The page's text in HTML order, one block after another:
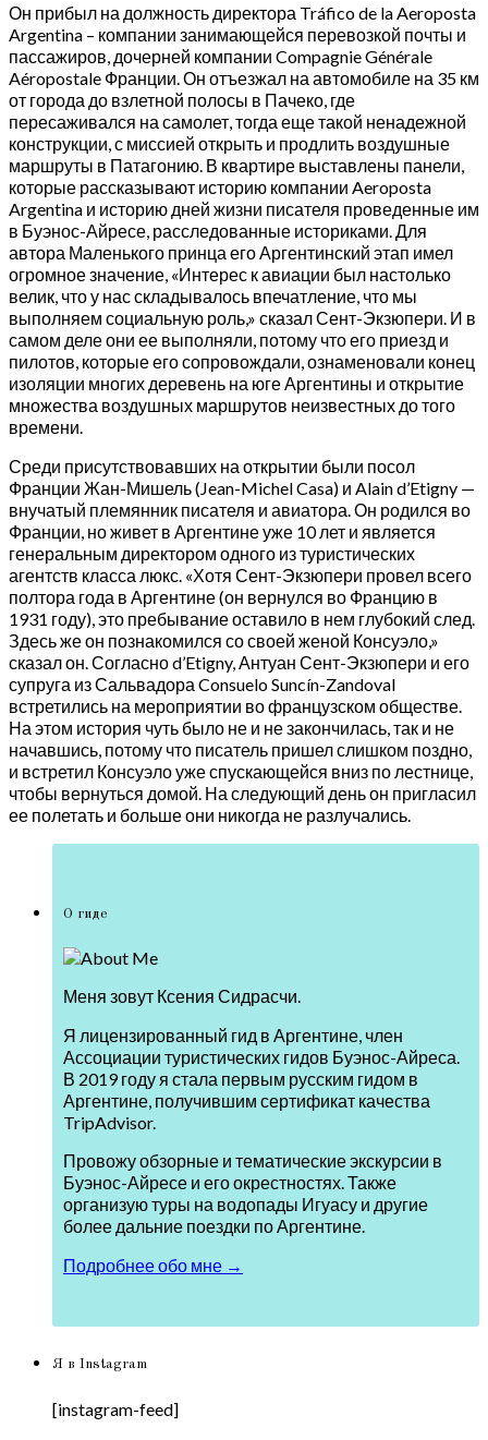
Он прибыл на должность директора Tráfico de la Aeroposta
Argentina – компании занимающейся перевозкой почты и
пассажиров, дочерней компании Compagnie Générale
Aéropostale Франции. Он отъезжал на автомобиле на 35 км
от города до взлетной полосы в Пачеко, где
пересаживался на самолет, тогда еще такой ненадежной
конструкции, с миссией открыть и продлить воздушные
маршруты в Патагонию. В квартире выставлены панели,
которые рассказывают историю компании Aeroposta
Argentina и историю дней жизни писателя проведенные им
в Буэнос-Айресе, расследованные историками. Для
автора Маленького принца его Аргентинский этап имел
огромное значение, «Интерес к авиации был настолько
велик, что у нас складывалось впечатление, что мы
выполняем социальную роль,» сказал Сент-Экзюпери. И в
самом деле они ее выполняли, потому что его приезд и
пилотов, которые его сопровождали, ознаменовали конец
изоляции многих деревень на юге Аргентины и открытие
множества воздушных маршрутов неизвестных до того
времени.
Среди присутствовавших на открытии были посол
Франции Жан-Мишель (Jean-Michel Casa) и Alain d’Etigny —
внучатый племянник писателя и авиатора. Он родился во
Франции, но живет в Аргентине уже 10 лет и является
генеральным директором одного из туристических
агентств класса люкс. «Хотя Сент-Экзюпери провел всего
полтора года в Аргентине (он вернулся во Францию в
1931 году), это пребывание оставило в нем глубокий след.
Здесь же он познакомился со своей женой Консуэло,»
сказал он. Согласно d’Etigny, Антуан Сент-Экзюпери и его
супруга из Сальвадора Consuelo Suncín-Zandoval
встретились на мероприятии во французском обществе.
На этом история чуть было не и не закончилась, так и не
начавшись, потому что писатель пришел слишком поздно,
и встретил Консуэло уже спускающейся вниз по лестнице,
чтобы вернуться домой. На следующий день он пригласил
ее полетать и больше они никогда не разлучались.
О гиде
Меня зовут Ксения Сидрасчи.
Я лицензированный гид в Аргентине, член
Ассоциации туристических гидов Буэнос-Айреса.
В 2019 году я стала первым русским гидом в
Аргентине, получившим сертификат качества
TripAdvisor.
Провожу обзорные и тематические экскурсии в
Буэнос-Айресе и его окрестностях. Также
организую туры на водопады Игуасу и другие
более дальние поездки по Аргентине.
Подробнее обо мне →
Я в Instagram
[instagram-feed]